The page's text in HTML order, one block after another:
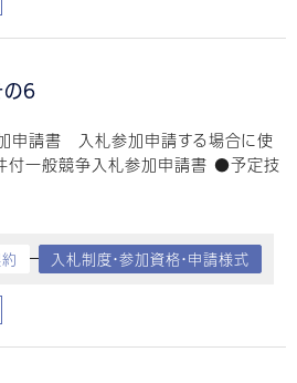
の6
申請書 入札参加申請する場合に使
一般競争入札参加申請書 ●予定技
入札制度・参加資格・申請様式